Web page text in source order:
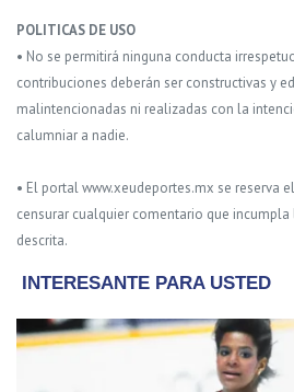
POLITICAS DE USO
• No se permitirá ninguna conducta
contribuciones deberán ser constructivas y
malintencionadas ni realizadas con la
calumniar a nadie.
• El portal www.xeudeportes.mx se reserva
censurar cualquier comentario que
descrita.